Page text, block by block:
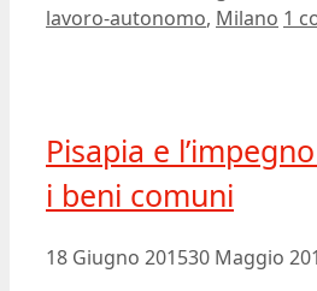
lavoro-autonomo, Milano 1
Pisapia e
i beni comuni
18 Giugno 201530 Maggio